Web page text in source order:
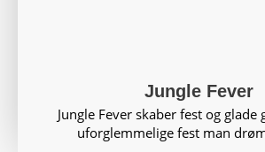
Jungle Fever
Jungle Fever skaber fest og glade
uforglemmelige fest man